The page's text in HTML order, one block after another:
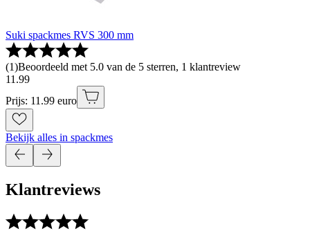
Suki spackmes RVS 300 mm
(1)Beoordeeld met 5.0 van de 5 sterren, 1 klantreview
11 .99
Prijs: 11.99 euro
Bekijk alles in spackmes
Klantreviews